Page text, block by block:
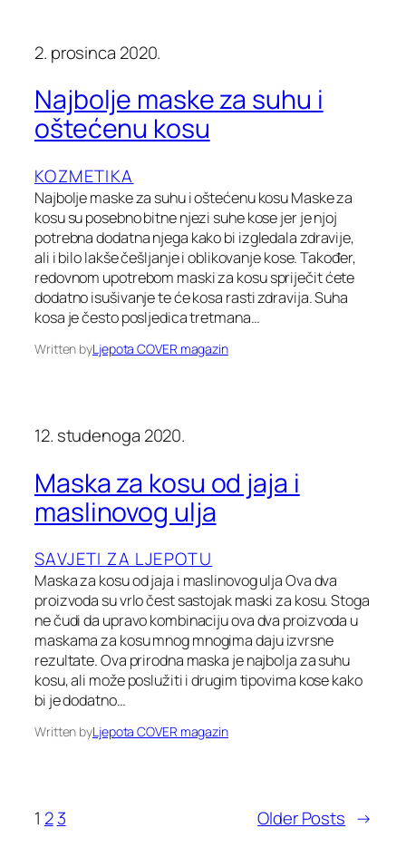
2. prosinca 2020.
Najbolje maske za suhu i
oštećenu kosu
KOZMETIKA
Najbolje maske za suhu i oštećenu kosu Maske za
kosu su posebno bitne njezi suhe kose jer je njoj
potrebna dodatna njega kako bi izgledala zdravije,
ali i bilo lakše češljanje i oblikovanje kose. Također,
redovnom upotrebom maski za kosu spriječit ćete
dodatno isušivanje te će kosa rasti zdravija. Suha
kosa je često posljedica tretmana…
Written byLjepota COVER magazin
12. studenoga 2020.
Maska za kosu od jaja i
maslinovog ulja
SAVJETI ZA LJEPOTU
Maska za kosu od jaja i maslinovog ulja Ova dva
proizvoda su vrlo čest sastojak maski za kosu. Stoga
ne čudi da upravo kombinaciju ova dva proizvoda u
maskama za kosu mnog mnogima daju izvrsne
rezultate. Ova prirodna maska je najbolja za suhu
kosu, ali može poslužiti i drugim tipovima kose kako
bi je dodatno…
Written byLjepota COVER magazin
1 2 3 Older Posts →